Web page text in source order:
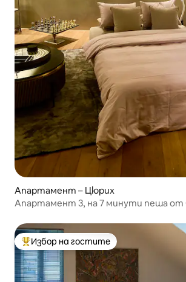
Апартамент – Цюрих
Апартамент 3, на 7 минути пеша
Най-популярен избор на гостите
Избор на гостите